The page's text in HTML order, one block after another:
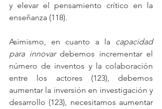
y elevar el pensamiento crítico en la
enseñanza (118).
Asimismo, en cuanto a la capacidad
para innovar debemos incrementar el
número de inventos y la colaboración
entre los actores (123), debemos
aumentar la inversión en investigación y
desarrollo (123), necesitamos aumentar